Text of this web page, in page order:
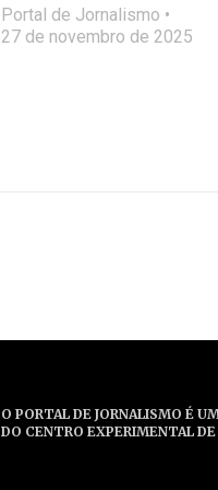
Portal de Jornalismo
27 de novembro de 2025
O PORTAL DE JORNALISMO É
DO CENTRO EXPERIMENTAL